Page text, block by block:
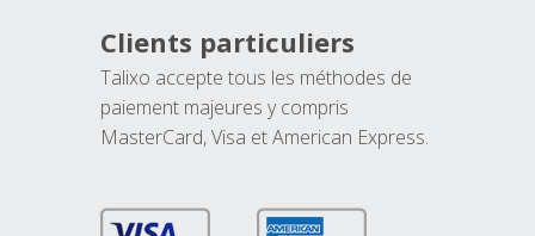
Clients particuliers
Talixo accepte tous les méthodes de
paiement majeures y compris
MasterCard, Visa et American Express.